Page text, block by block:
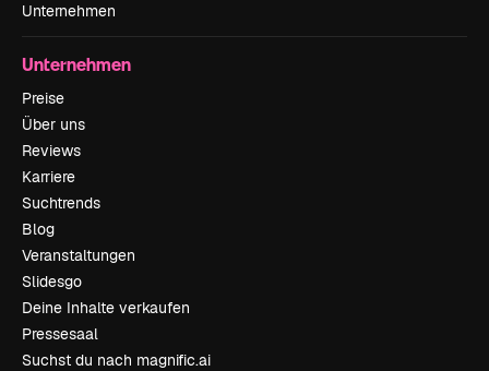
Unternehmen
Unternehmen
Preise
Über uns
Reviews
Karriere
Suchtrends
Blog
Veranstaltungen
Slidesgo
Deine Inhalte verkaufen
Pressesaal
Suchst du nach magnific.ai